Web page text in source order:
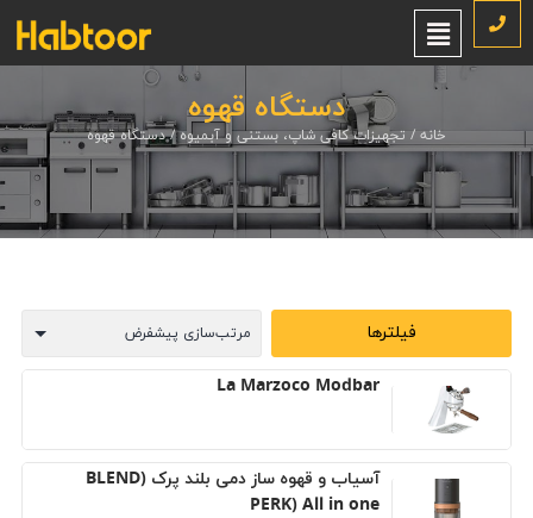
دستگاه قهوه
خانه / تجهیزات کافی شاپ، بستنی و آبمیوه/ دستگاه قهوه
فیلترها
La Marzoco Modbar
آسياب و قهوه ساز دمی بلند پرک (BLEND
PERK) All in one